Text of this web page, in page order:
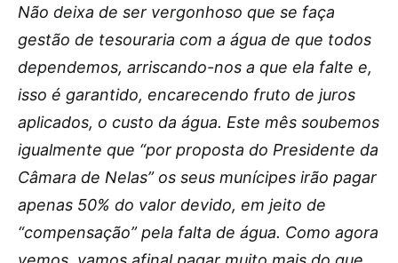
Não deixa de ser vergonhoso que se faça
gestão de tesouraria com a água de que todos
dependemos, arriscando-nos a que ela falte e,
isso é garantido, encarecendo fruto de juros
aplicados, o custo da água. Este mês soubemos
igualmente que “por proposta do Presidente da
Câmara de Nelas” os seus munícipes irão pagar
apenas 50% do valor devido, em jeito de
“compensação” pela falta de água. Como agora